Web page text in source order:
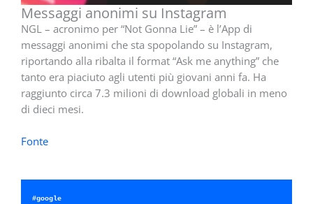
Messaggi anonimi su Instagram
NGL – acronimo per “Not Gonna Lie” – è l’App di
messaggi anonimi che sta spopolando su Instagram,
riportando alla ribalta il format “Ask me anything” che
tanto era piaciuto agli utenti più giovani anni fa. Ha
raggiunto circa 7.3 milioni di download globali in meno
di dieci mesi.
Fonte
#google